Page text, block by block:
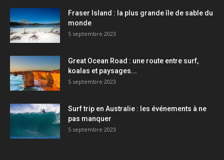
Fraser Island : la plus grande île de sable du
monde
5 septembre 2023
Great Ocean Road : une route entre surf,
koalas et paysages...
5 septembre 2023
Surf trip en Australie : les événements à ne
pas manquer
5 septembre 2023